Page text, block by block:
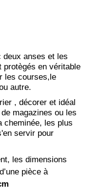
deux anses et les
en véritable
les courses,le
autre.
, décorer et idéal
magazines ou les
cheminée, les plus
servir pour
les dimensions
pièce à